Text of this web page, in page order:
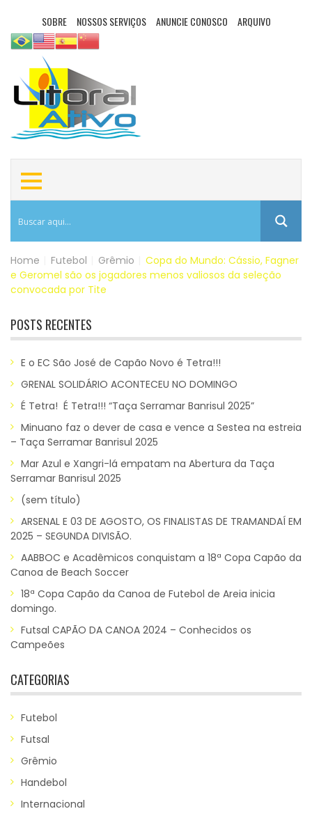
SOBRE NOSSOS SERVIÇOS ANUNCIE CONOSCO ARQUIVO
Home Futebol Grêmio
Copa do Mundo: Cássio, Fagner
e Geromel são os jogadores menos valiosos da seleção
convocada por Tite
POSTS RECENTES
E o EC São José de Capão Novo é Tetra!!!
GRENAL SOLIDÁRIO ACONTECEU NO DOMINGO
É Tetra! É Tetra!!! “Taça Serramar Banrisul 2025”
Minuano faz o dever de casa e vence a Sestea na estreia
– Taça Serramar Banrisul 2025
Mar Azul e Xangri-lá empatam na Abertura da Taça
Serramar Banrisul 2025
(sem título)
ARSENAL E 03 DE AGOSTO, OS FINALISTAS DE TRAMANDAÍ EM
2025 – SEGUNDA DIVISÃO.
AABBOC e Acadêmicos conquistam a 18ª Copa Capão da
Canoa de Beach Soccer
18ª Copa Capão da Canoa de Futebol de Areia inicia
domingo.
Futsal CAPÃO DA CANOA 2024 – Conhecidos os
Campeões
CATEGORIAS
Futebol
Futsal
Grêmio
Handebol
Internacional